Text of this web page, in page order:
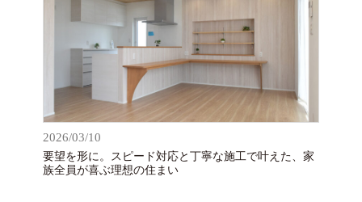
2026/03/10
要望を形に。スピード対応と丁寧な施工で叶えた、家
族全員が喜ぶ理想の住まい